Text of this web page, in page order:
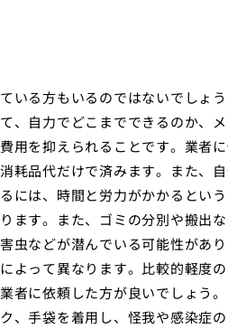
いる方もいるのではないでしょ
、自力でどこまでできるのか、
用を抑えられることです。業者
耗品代だけで済みます。また、
には、時間と労力がかかるとい
ます。また、ゴミの分別や搬出
虫などが潜んでいる可能性があ
よって異なります。比較的軽度
者に依頼した方が良いでしょう
手袋を着用し、怪我や感染症の